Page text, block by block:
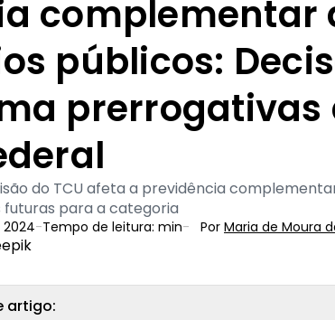
complementar
públicos:
prerrogativas
do TCU afeta a previdência
para a categoria
2024-Tempo de leitura: min- Por Maria de Moura
artigo: